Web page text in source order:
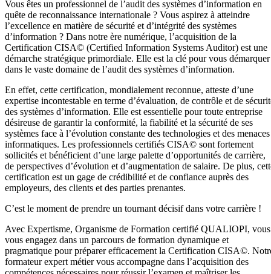
Vous êtes un professionnel de l’audit des systèmes d’information en
quête de reconnaissance internationale ? Vous aspirez à atteindre
l’excellence en matière de sécurité et d’intégrité des systèmes
d’information ? Dans notre ère numérique, l’acquisition de la
Certification CISA© (Certified Information Systems Auditor) est une
démarche stratégique primordiale. Elle est la clé pour vous démarquer
dans le vaste domaine de l’audit des systèmes d’information.
En effet, cette certification, mondialement reconnue, atteste d’une
expertise incontestable en terme d’évaluation, de contrôle et de
des systèmes d’information. Elle est essentielle pour toute entreprise
désireuse de garantir la conformité, la fiabilité et la sécurité de ses
systèmes face à l’évolution constante des technologies et des menaces
informatiques. Les professionnels certifiés CISA© sont fortement
sollicités et bénéficient d’une large palette d’opportunités de carrière,
de perspectives d’évolution et d’augmentation de salaire. De plus,
certification est un gage de crédibilité et de confiance auprès des
employeurs, des clients et des parties prenantes.
C’est le moment de prendre un tournant décisif dans votre carrière !
Avec Expertisme, Organisme de Formation certifié QUALIOPI, vous
vous engagez dans un parcours de formation dynamique et
pragmatique pour préparer efficacement la Certification CISA©.
formateur expert métier vous accompagne dans l’acquisition des